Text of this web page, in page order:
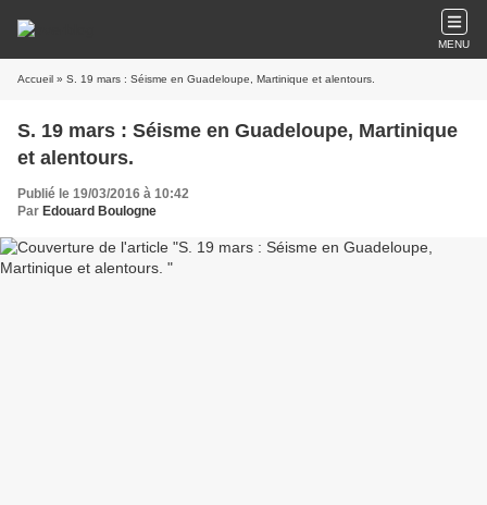
MENU
Accueil » S. 19 mars : Séisme en Guadeloupe, Martinique et alentours.
S. 19 mars : Séisme en Guadeloupe, Martinique
et alentours.
Publié le 19/03/2016 à 10:42
Par Edouard Boulogne